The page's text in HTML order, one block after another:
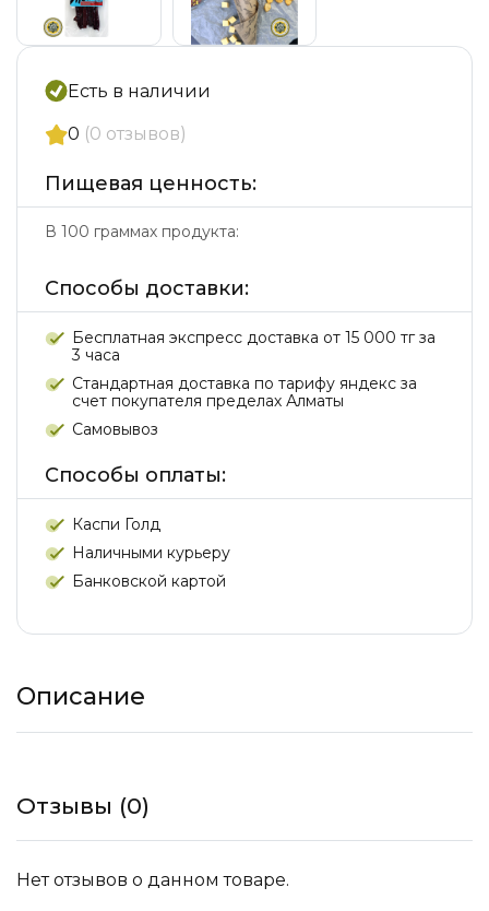
Есть в наличии
0 (0 отзывов)
Пищевая ценность:
В 100 граммах продукта:
Способы доставки:
Бесплатная экспресс доставка от 15 000 тг за
3 часа
Стандартная доставка по тарифу яндекс за
счет покупателя пределах Алматы
Самовывоз
Способы оплаты:
Каспи Голд
Наличными курьеру
Банковской картой
Описание
Отзывы (0)
Нет отзывов о данном товаре.